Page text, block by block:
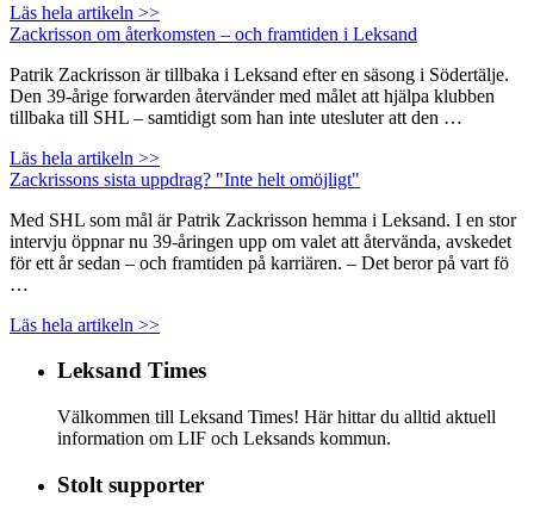
Läs hela artikeln >>
Zackrisson om återkomsten – och framtiden i Leksand
Patrik Zackrisson är tillbaka i Leksand efter en säsong i Södertälje.
Den 39-årige forwarden återvänder med målet att hjälpa klubben
tillbaka till SHL – samtidigt som han inte utesluter att den …
Läs hela artikeln >>
Zackrissons sista uppdrag? "Inte helt omöjligt"
Med SHL som mål är Patrik Zackrisson hemma i Leksand. I en stor
intervju öppnar nu 39-åringen upp om valet att återvända, avskedet
för ett år sedan – och framtiden på karriären. – Det beror på vart fö
…
Läs hela artikeln >>
Leksand Times
Välkommen till Leksand Times! Här hittar du alltid aktuell
information om LIF och Leksands kommun.
Stolt supporter